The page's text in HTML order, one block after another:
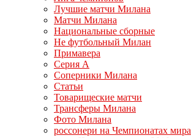
Лучшие матчи Милана
Матчи Милана
Национальные сборные
Не футбольный Милан
Примавера
Серия А
Соперники Милана
Статьи
Товарищеские матчи
Трансферы Милана
Фото Милана
россонери на Чемпионатах мира